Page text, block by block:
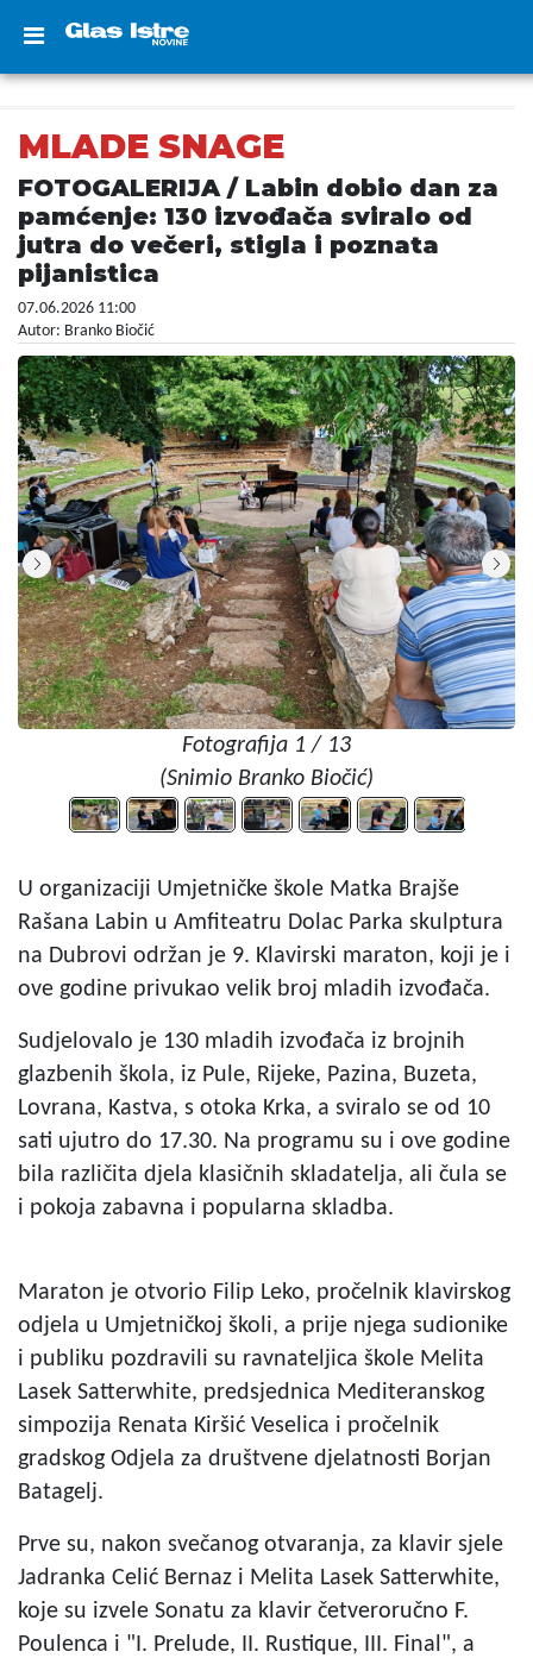
MLADE SNAGE
FOTOGALERIJA / Labin dobio dan za
pamćenje: 130 izvođača sviralo od
jutra do večeri, stigla i poznata
pijanistica
07.06.2026 11:00
Autor: Branko Biočić
Fotografija 1 / 13
(Snimio Branko Biočić)
U organizaciji Umjetničke škole Matka Brajše
Rašana Labin u Amfiteatru Dolac Parka skulptura
na Dubrovi održan je 9. Klavirski maraton, koji je i
ove godine privukao velik broj mladih izvođača.
Sudjelovalo je 130 mladih izvođača iz brojnih
glazbenih škola, iz Pule, Rijeke, Pazina, Buzeta,
Lovrana, Kastva, s otoka Krka, a sviralo se od 10
sati ujutro do 17.30. Na programu su i ove godine
bila različita djela klasičnih skladatelja, ali čula se
i pokoja zabavna i popularna skladba.
Maraton je otvorio Filip Leko, pročelnik klavirskog
odjela u Umjetničkoj školi, a prije njega sudionike
i publiku pozdravili su ravnateljica škole Melita
Lasek Satterwhite, predsjednica Mediteranskog
simpozija Renata Kiršić Veselica i pročelnik
gradskog Odjela za društvene djelatnosti Borjan
Batagelj.
Prve su, nakon svečanog otvaranja, za klavir sjele
Jadranka Celić Bernaz i Melita Lasek Satterwhite,
koje su izvele Sonatu za klavir četveroručno F.
Poulenca i "I. Prelude, II. Rustique, III. Final", a